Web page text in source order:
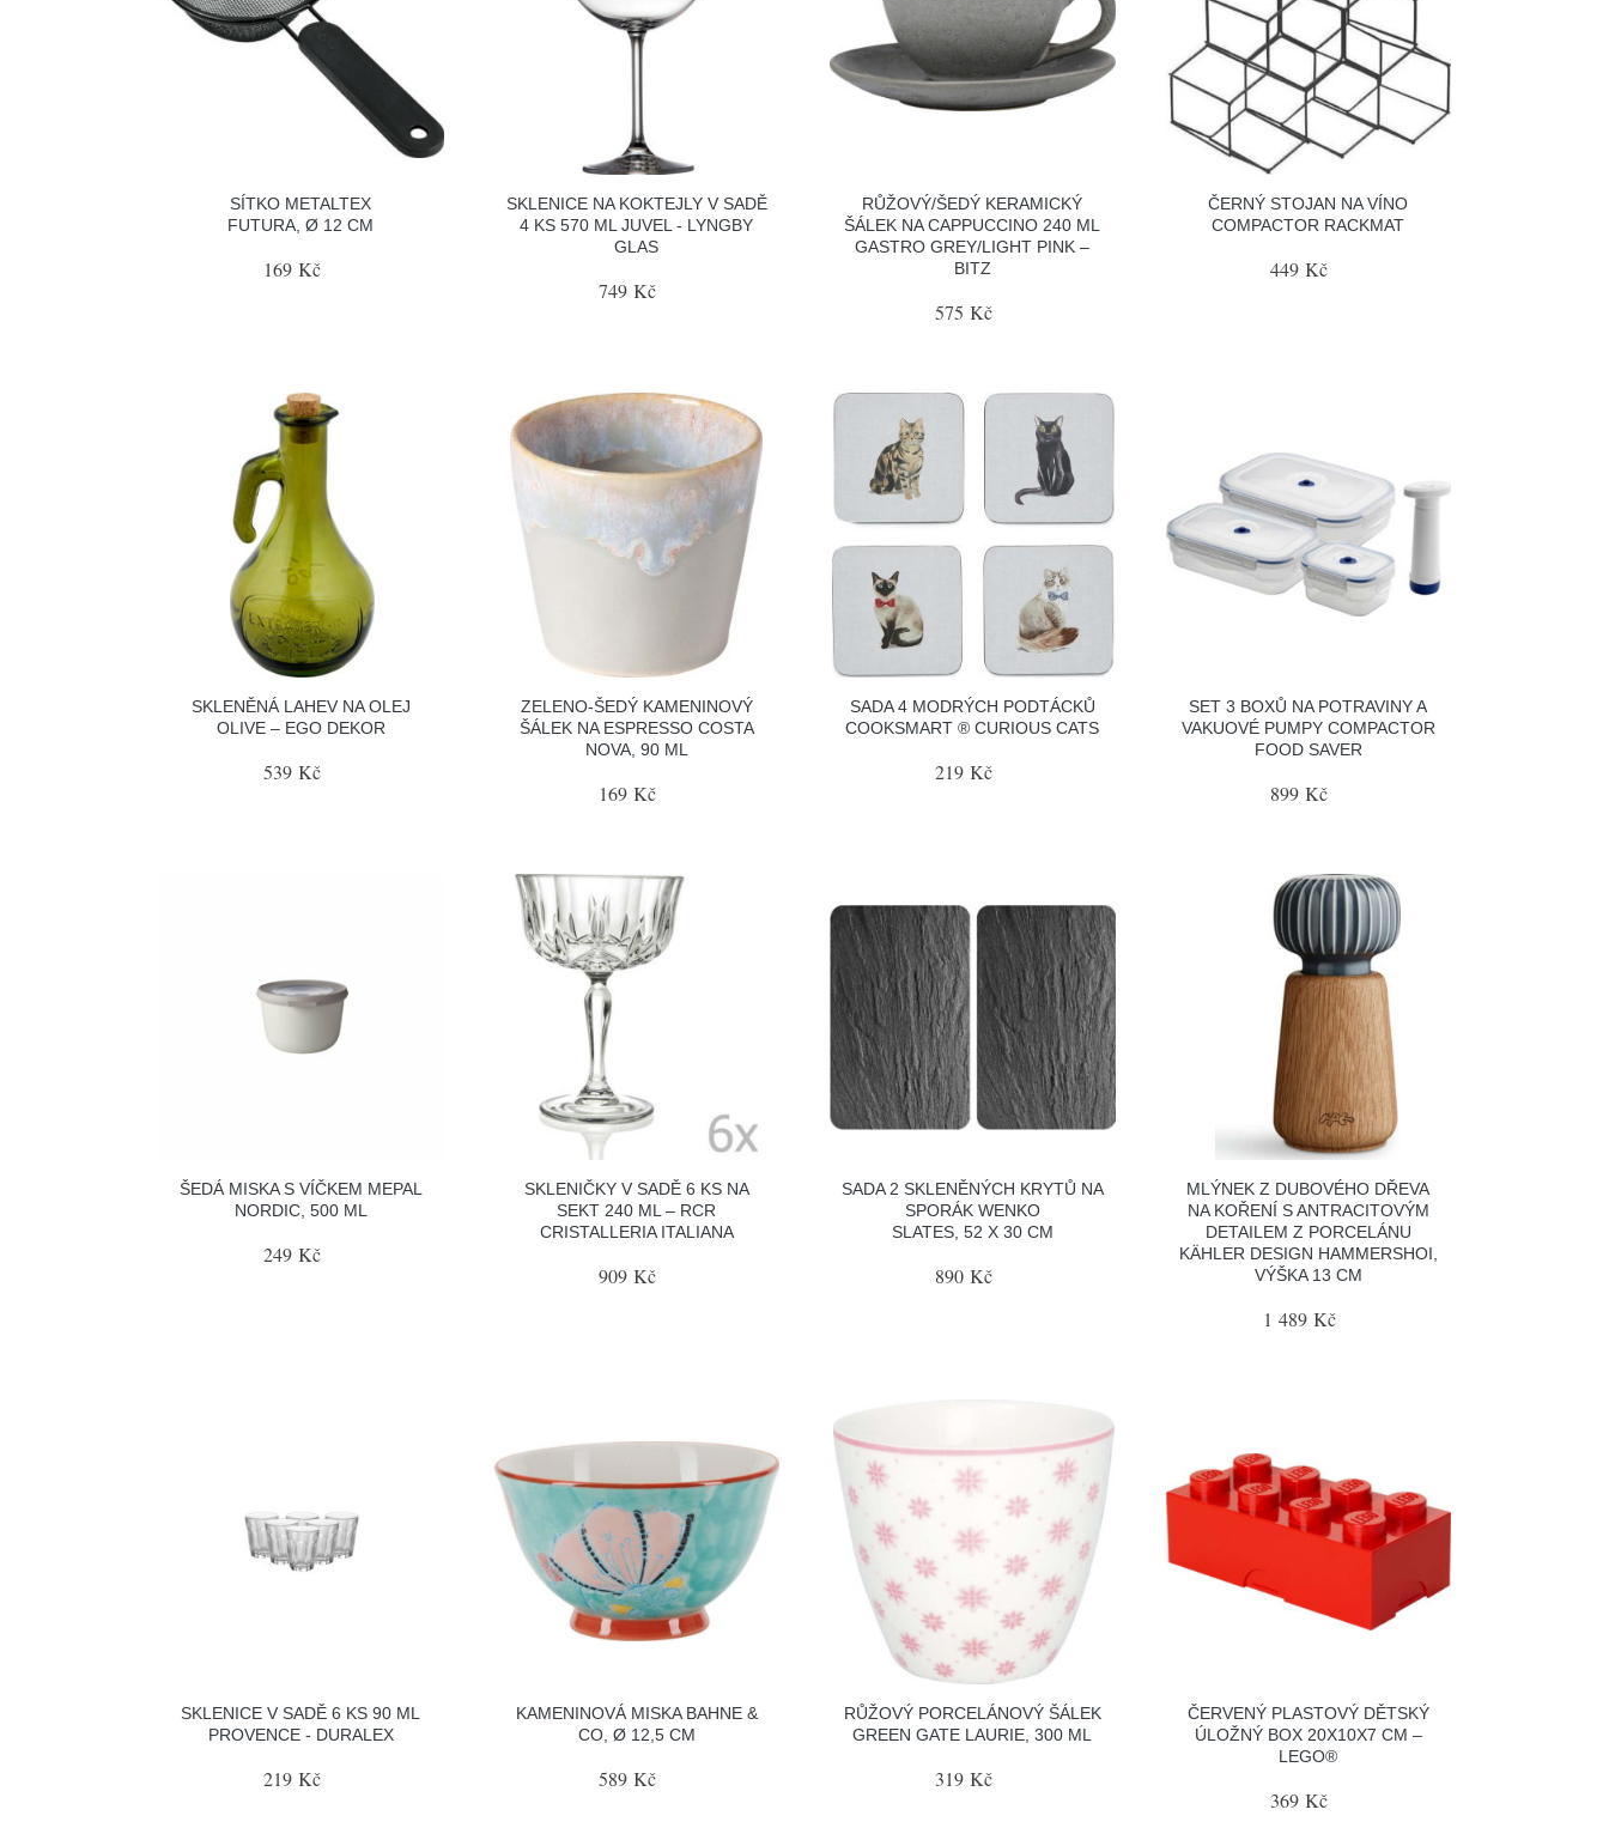
SÍTKO METALTEX
FUTURA, Ø 12 CM
169 Kč
SKLENICE NA KOKTEJLY V SADĚ
4 KS 570 ML JUVEL - LYNGBY
GLAS
749 Kč
RŮŽOVÝ/ŠEDÝ KERAMICKÝ
ŠÁLEK NA CAPPUCCINO 240 ML
GASTRO GREY/LIGHT PINK –
BITZ
575 Kč
ČERNÝ STOJAN NA VÍNO
COMPACTOR RACKMAT
449 Kč
SKLENĚNÁ LAHEV NA OLEJ
OLIVE – EGO DEKOR
539 Kč
ZELENO-ŠEDÝ KAMENINOVÝ
ŠÁLEK NA ESPRESSO COSTA
NOVA, 90 ML
169 Kč
SADA 4 MODRÝCH PODTÁCKŮ
COOKSMART ® CURIOUS CATS
219 Kč
SET 3 BOXŮ NA POTRAVINY A
VAKUOVÉ PUMPY COMPACTOR
FOOD SAVER
899 Kč
ŠEDÁ MISKA S VÍČKEM MEPAL
NORDIC, 500 ML
249 Kč
SKLENIČKY V SADĚ 6 KS NA
SEKT 240 ML – RCR
CRISTALLERIA ITALIANA
909 Kč
SADA 2 SKLENĚNÝCH KRYTŮ NA
SPORÁK WENKO
SLATES, 52 X 30 CM
890 Kč
MLÝNEK Z DUBOVÉHO DŘEVA
NA KOŘENÍ S ANTRACITOVÝM
DETAILEM Z PORCELÁNU
KÄHLER DESIGN HAMMERSHOI,
VÝŠKA 13 CM
1 489 Kč
SKLENICE V SADĚ 6 KS 90 ML
PROVENCE - DURALEX
219 Kč
KAMENINOVÁ MISKA BAHNE &
CO, Ø 12,5 CM
589 Kč
RŮŽOVÝ PORCELÁNOVÝ ŠÁLEK
GREEN GATE LAURIE, 300 ML
319 Kč
ČERVENÝ PLASTOVÝ DĚTSKÝ
ÚLOŽNÝ BOX 20X10X7 CM –
LEGO®
369 Kč